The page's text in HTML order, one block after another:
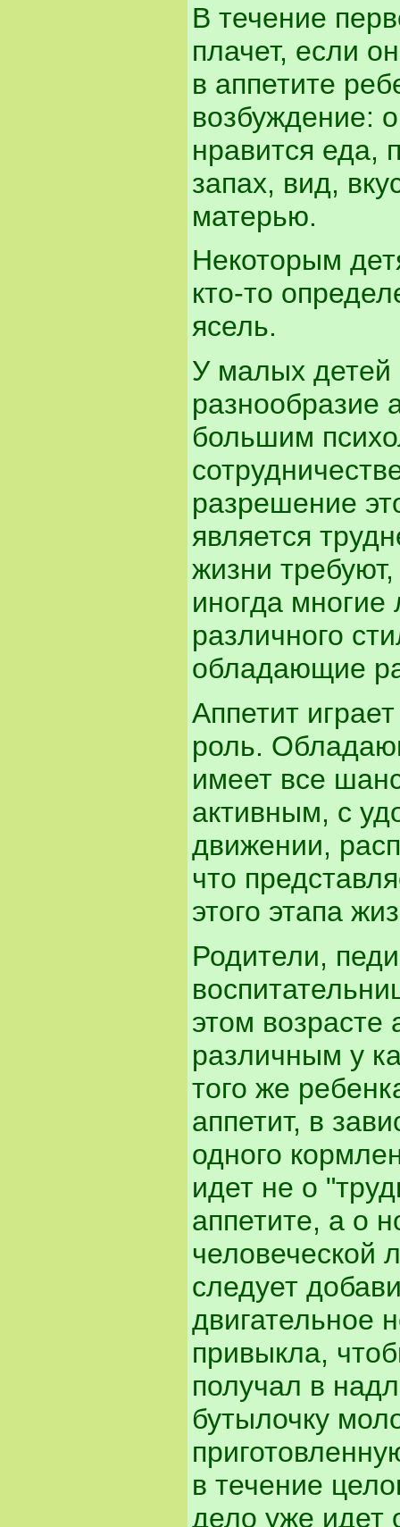
В течение
плачет, если
в аппетите
возбуждение:
нравится еда,
запах, вид,
матерью.
Некоторым
кто-то
ясель.
У малых детей
разнообразие
большим
разрешение
является
жизни
иногда многие
различного
обладающие
Аппетит
роль.
имеет все
активным, с
движении,
что
этого этапа
Родители,
этом возрасте
различным у
того же
аппетит, в
одного
идет не о
аппетите, а о
человеческой
следует
двигательное
привыкла,
получал в
бутылочку
в течение
дело уже идет